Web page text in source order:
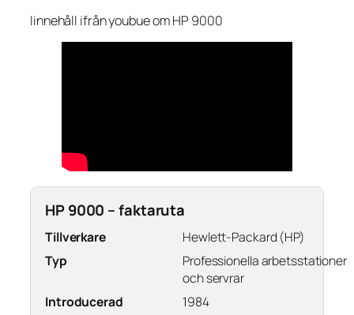
Iinnehåll ifrån youbue om HP 9000
HP 9000 – faktaruta
Tillverkare
Hewlett-Packard (HP)
Typ
Professionella arbetsstationer
och servrar
Introducerad
1984